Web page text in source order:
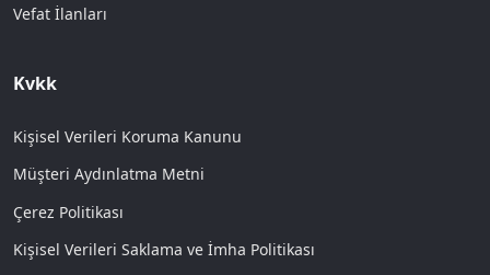
Vefat İlanları
Kvkk
Kişisel Verileri Koruma Kanunu
Müşteri Aydınlatma Metni
Çerez Politikası
Kişisel Verileri Saklama ve İmha Politikası